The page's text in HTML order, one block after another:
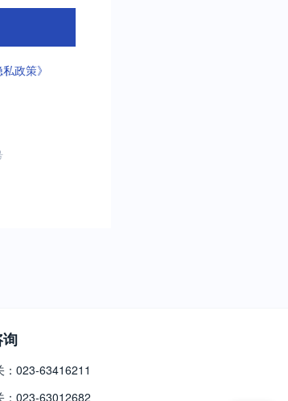
私政策》
：023-63416211
：023-63012682